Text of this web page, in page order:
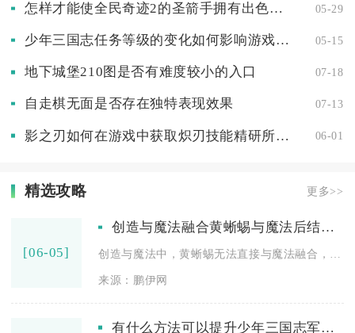
怎样才能使全民奇迹2的圣箭手拥有出色的卓越属性 05-29
少年三国志任务等级的变化如何影响游戏玩法 05-15
地下城堡210图是否有难度较小的入口 07-18
自走棋无面是否存在独特表现效果 07-13
影之刃如何在游戏中获取炽刃技能精研所需的资源 06-01
精选攻略 更多>>
[06-05]
创造与魔法融合黄蜥蜴与魔法后结果是什么
创造与魔法中，黄蜥蜴无法直接与魔法融合，正确融合路径是黄蜥蜴...
来源：鹏伊网
有什么方法可以提升少年三国志军师的战力